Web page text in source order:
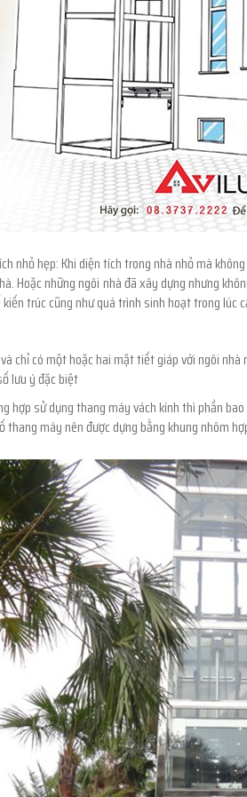
nhỏ hẹp: Khi diện tích trong nhà nhỏ mà
Hoặc những ngôi nhà đã xây dựng nhưng
trúc cũng như quá trình sinh hoạt trong
chỉ có một hoặc hai mặt tiết giáp với ngôi
lưu ý đặc biệt
hợp sử dụng thang máy vách kính thì phần
máy nên được dựng bằng khung nhôm